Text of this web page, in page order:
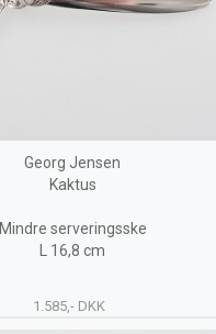
Georg Jensen
Kaktus
Mindre serveringsske
L 16,8 cm
1.585,- DKK